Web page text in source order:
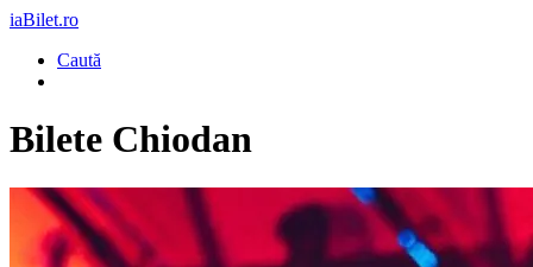
iaBilet.ro
Caută
Bilete Chiodan